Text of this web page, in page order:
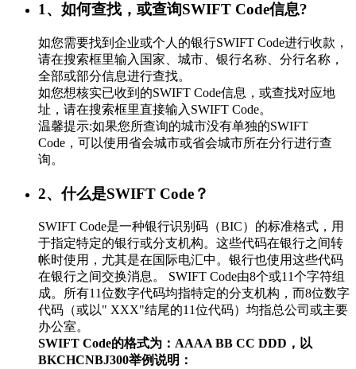
1、如何查找，或查询SWIFT Code信息?
如您需要找到企业或个人的银行SWIFT Code进行收款，
请在搜索框里输入国家、城市、银行名称、分行名称，
全部或部分信息进行查找。
如您想核实已收到的SWIFT Code信息，或查找对应地
址，请在搜索框里直接输入SWIFT Code。
温馨提示:如果您所查询的城市没有单独的SWIFT
Code，可以使用省会城市或省会城市所在分行进行查
询。
2、什么是SWIFT Code？
SWIFT Code是一种银行识别码（BIC）的标准格式，用
于指定特定的银行或分支机构。这些代码在银行之间转
帐时使用，尤其是在国际电汇中。银行也使用这些代码
在银行之间交换消息。 SWIFT Code由8个或11个字符组
成。所有11位数字代码均指特定的分支机构，而8位数字
代码（或以" XXX"结尾的11位代码）均指总公司或主要
办公室。
SWIFT Code的格式为：AAAA BB CC DDD，以
BKCHCNBJ300举例说明：